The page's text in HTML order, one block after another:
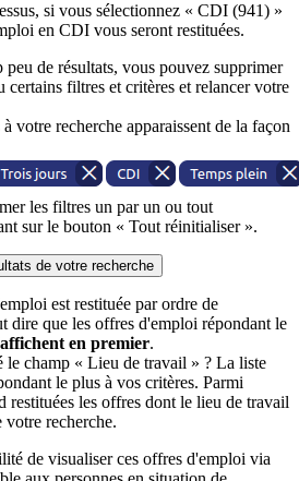
si vous sélectionnez « CDI (941) »
en CDI vous seront restituées.
peu de résultats, vous pouvez supprimer
certains filtres et critères et relancer votre
votre recherche apparaissent de la façon
les filtres un par un ou tout
sur le bouton « Tout réinitialiser ».
de votre recherche
est restituée par ordre de
dire que les offres d'emploi répondant le
en premier.
le champ « Lieu de travail » ? La liste
le plus à vos critères. Parmi
restituées les offres dont le lieu de travail
votre recherche.
de visualiser ces offres d'emploi via